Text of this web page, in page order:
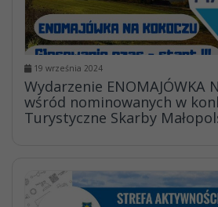
19 września 2024
Wydarzenie ENOMAJÓWKA
wśród nominowanych w
Turystyczne Skarby